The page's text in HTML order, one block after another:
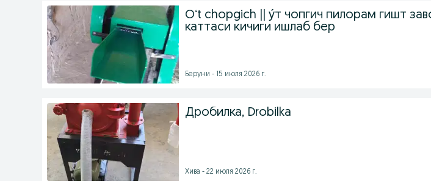
Oʻt chopgich || у́т чопгич пилорам гишт
каттаси кичиги ишлаб бер
Беруни - 15 июля 2026 г.
Дробилка, Drobilka
Хива - 22 июля 2026 г.